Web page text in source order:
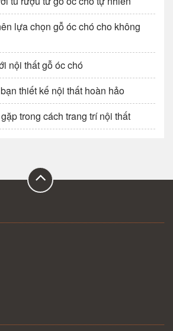
lựa chọn gỗ óc chó cho không
nội thất gỗ óc chó
thiết kế nội thất hoàn hảo
trong cách trang trí nội thất